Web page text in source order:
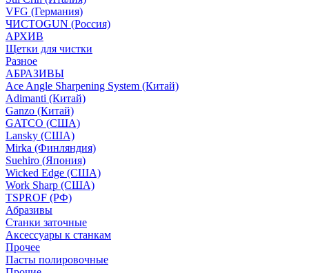
VFG (Германия)
ЧИСТОGUN (Россия)
АРХИВ
Щетки для чистки
Разное
АБРАЗИВЫ
Ace Angle Sharpening System (Китай)
Adimanti (Китай)
Ganzo (Китай)
GATCO (США)
Lansky (США)
Mirka (Финляндия)
Suehiro (Япония)
Wicked Edge (США)
Work Sharp (США)
TSPROF (РФ)
Абразивы
Станки заточные
Аксессуары к станкам
Прочее
Пасты полировочные